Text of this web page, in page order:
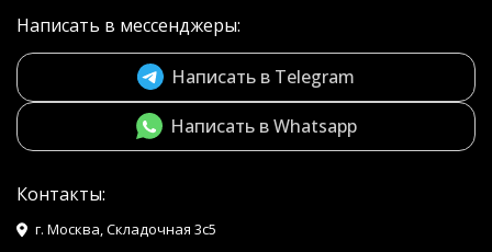
Написать в мессенджеры:
Написать в Telegram
Написать в Whatsapp
Контакты:
г. Москва, Складочная 3с5